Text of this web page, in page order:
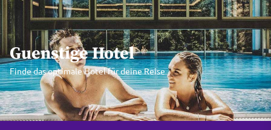
Skip
the
content
Guenstige Hotel
Finde das optimale Hotel für deine Reise